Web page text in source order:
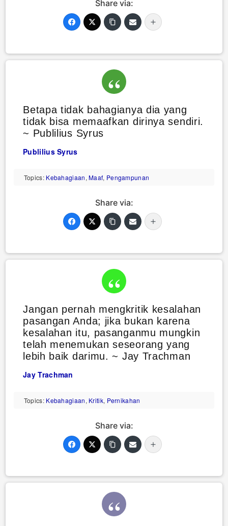
Share via:
Betapa tidak bahagianya dia yang
tidak bisa memaafkan dirinya sendiri.
~ Publilius Syrus
Publilius Syrus
Topics: Kebahagiaan,Maaf, Pengampunan
Share via:
Jangan pernah mengkritik kesalahan
pasangan Anda; jika bukan karena
kesalahan itu, pasanganmu mungkin
telah menemukan seseorang yang
lebih baik darimu. ~ Jay Trachman
Jay Trachman
Topics: Kebahagiaan, Kritik, Pernikahan
Share via: